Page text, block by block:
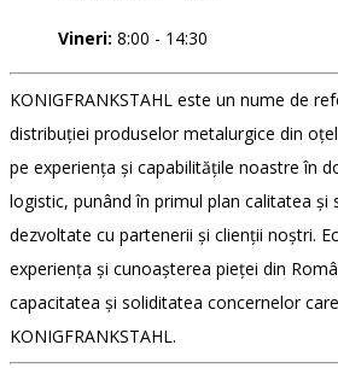
Vineri: 8:00 - 14:30
KONIGFRANKSTAHL este un nume de
distribuției produselor metalurgice din
pe experiența și capabilitățile noastre în
logistic, punând în primul plan calitatea
dezvoltate cu partenerii și clienții noștri.
experiența și cunoașterea pieței din
capacitatea și soliditatea concernelor
KONIGFRANKSTAHL.